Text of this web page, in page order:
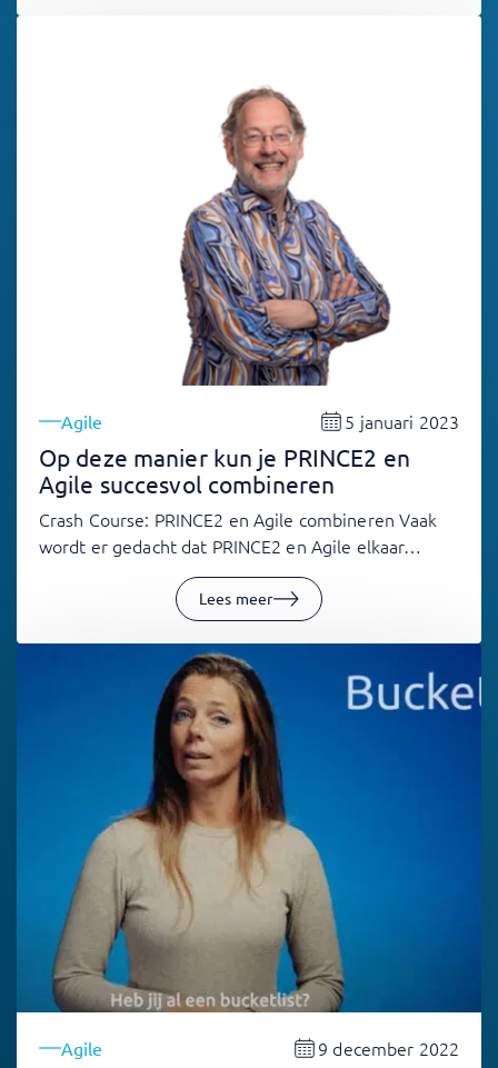
Agile 5 januari 2023
Op deze manier kun je PRINCE2 en
Agile succesvol combineren
Crash Course: PRINCE2 en Agile combineren Vaak
wordt er gedacht dat PRINCE2 en Agile elkaar…
Lees meer
Agile 9 december 2022